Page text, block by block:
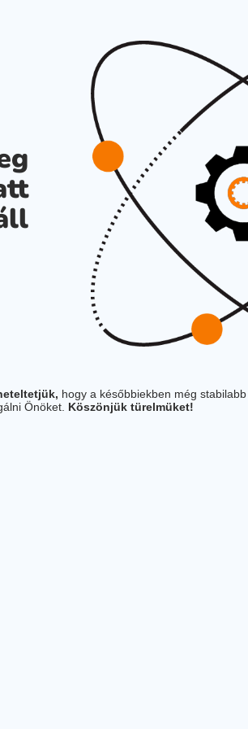
hogy a későbbiekben még
Önöket. Köszönjük türelmüket!